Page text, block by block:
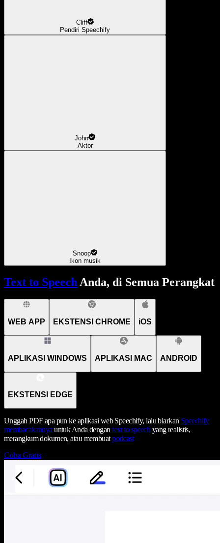
Cliff
Pendiri Speechify
John
Aktor
Snoop
Ikon musik
Text to SpeechAnda, di Semua Perangkat
WEB APP EKSTENSI CHROME iOS
APLIKASI WINDOWS APLIKASI MAC ANDROID
EKSTENSI EDGE
Unggah PDF apa pun ke aplikasi web Speechify, lalu biarkan Speechify
membacakannya untuk Anda dengantext to speech yang realistis,
merangkum dokumen, atau membuatpodcast
Coba Gratis